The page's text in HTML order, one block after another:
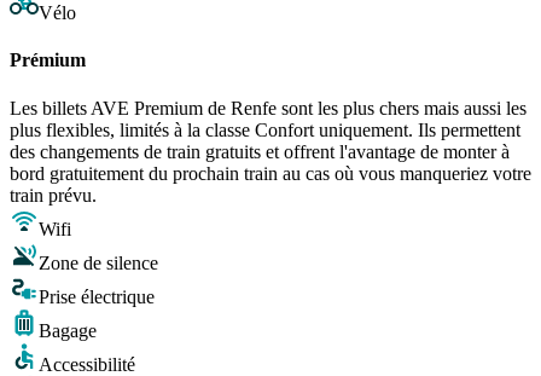
Vélo
Prémium
Les billets AVE Premium de Renfe sont les plus chers mais aussi les
plus flexibles, limités à la classe Confort uniquement. Ils permettent
des changements de train gratuits et offrent l'avantage de monter à
bord gratuitement du prochain train au cas où vous manqueriez votre
train prévu.
Wifi
Zone de silence
Prise électrique
Bagage
Accessibilité